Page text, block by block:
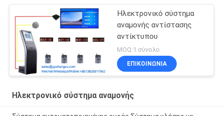
Ηλεκτρονικό σύστημα
αναμονής αντίστασης
αντίκτυπου
MOQ:1 σύνολο
ΕΠΙΚΟΙΝΩΝΊΑ
Ηλεκτρονικό σύστημα αναμονής